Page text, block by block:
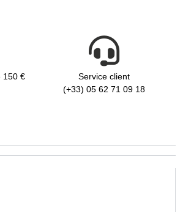
150 €
Service client
(+33) 05 62 71 09 18